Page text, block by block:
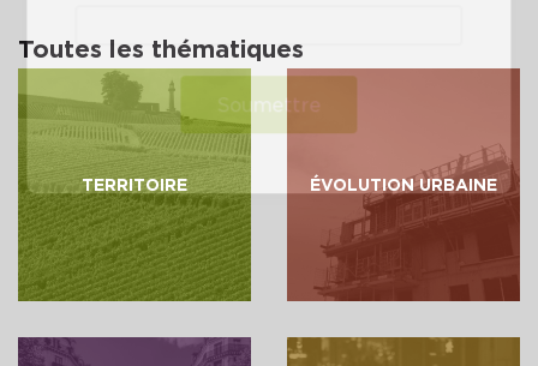
Toutes les thématiques
TERRITOIRE ÉVOLUTION URBAINE
Soumettre